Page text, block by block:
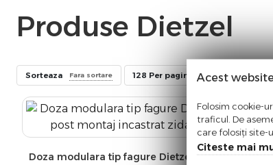
Produse Dietzel
Sorteaza Fara sortare 128 Per pagina
Doza modulara tip fagure Dietzel 1 post
Acest
Folosim cookie-
traficul. De
care folosiți site-
Citeste mai